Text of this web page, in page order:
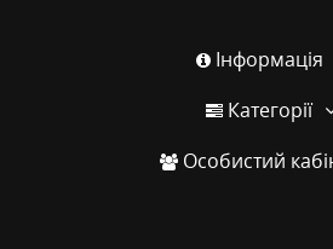
Інформація
Категорії
Особистий